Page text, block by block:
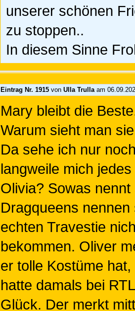
unserer schönen
zu stoppen..
In diesem Sinne
Eintrag Nr. 1915 von Ulla Trullaam
Mary bleibt die
Warum sieht man
Da sehe ich nur
langweile mich
Olivia? Sowas
Dragqueens
echten Travestie
bekommen. Oliver
er tolle Kostüme
hatte damals bei
Glück. Der merkt